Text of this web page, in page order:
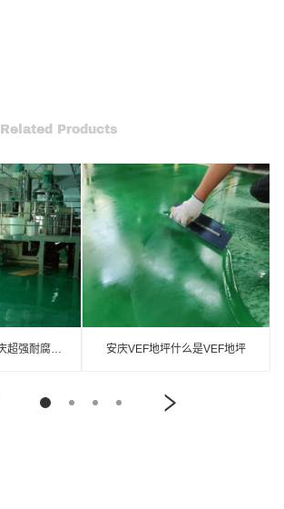
Related Products
安庆VEF地坪什么是VEF地坪